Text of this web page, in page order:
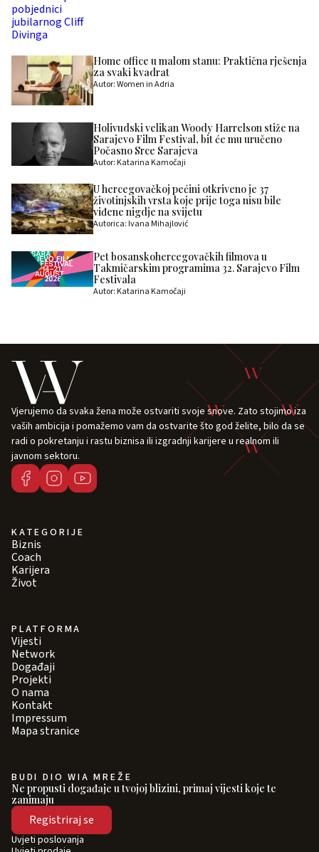
Home office u malom stanu: Praktična rješenja
za svaki kvadrat
Autor: Women in Adria
Holivudski velikan Woody Harrelson stiže na
Sarajevo Film Festival, bit će mu uručeno
Počasno Srce Sarajeva
Autor: Katarina Kamočaji
U hercegovačkoj pećini otkriveno je 37
životinjskih vrsta koje prije toga nisu bile
viđene nigdje na svijetu
Autorica: Ivana Mihajlović
Pet bosanskohercegovačkih filmova u
Takmičarskim programima 32. Sarajevo Film
Festivala
Autor: Katarina Kamočaji
Vjerujemo da svaka žena može ostvariti svoje snove. Zato stojimo iza
vaših ambicija i pomažemo vam da ostvarite što god želite, bilo da se
radi o pokretanju i rastu biznisa ili izgradnji karijere u realnom ili
javnom sektoru.
KATEGORIJE
Biznis
Coach
Karijera
Život
PLATFORMA
Vijesti
Network
Događaji
Projekti
O nama
Kontakt
Impressum
Mapa stranice
BUDI DIO WIA MREŽE
Ne propusti događaje u tvojoj blizini, primaj vijesti koje te
zanimaju
Registriraj se
Uvjeti poslovanja